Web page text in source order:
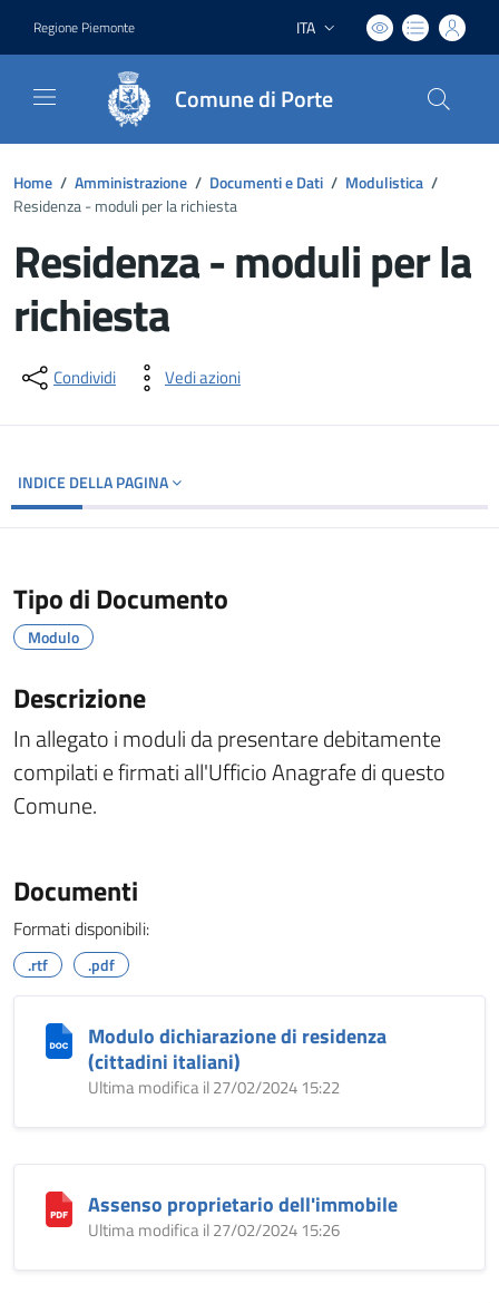
Regione Piemonte Lingua attiva:
ITA
Comune di Porte
Home / Amministrazione / Documenti e Dati / Modulistica /
Residenza - moduli per la richiesta
Residenza - moduli per la
richiesta
Dettagli del documento
Condividi Vedi azioni
INDICE DELLA PAGINA
Tipo di Documento
Modulo
Descrizione
In allegato i moduli da presentare debitamente
compilati e firmati all'Ufficio Anagrafe di questo
Comune.
Documenti
Formati disponibili:
.rtf .pdf
Modulo dichiarazione di residenza
(cittadini italiani)
Ultima modifica il 27/02/2024 15:22
Assenso proprietario dell'immobile
Ultima modifica il 27/02/2024 15:26